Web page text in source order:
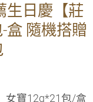
生日慶【莊
盒 隨機搭贈
女寶12g*21包/盒